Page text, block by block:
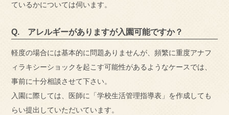
ているかについては伺います。
Q. アレルギーがありますが入園可能ですか？
軽度の場合には基本的に問題ありませんが、頻繁に重度アナフ
ィラキシーショックを起こす可能性があるようなケースでは、
事前に十分相談させて下さい。
入園に際しては、医師に「学校生活管理指導表」を作成しても
らい提出していただいています。